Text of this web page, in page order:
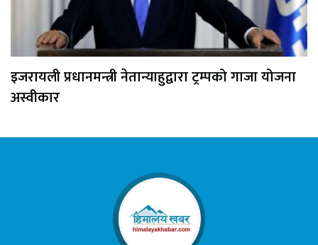
इजरायली प्रधानमन्त्री नेतान्याहुद्वारा ट्रम्पको गाजा योजना
अस्वीकार